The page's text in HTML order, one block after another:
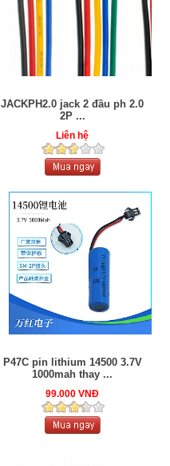
JACKPH2.0 jack 2 đầu ph 2.0
2P ...
Liên hệ
P47C pin lithium 14500 3.7V
1000mah thay ...
99.000 VNĐ